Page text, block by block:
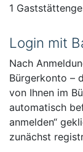
1
Login mit
Nach
Bürgerkonto –
von Ihnen im
automatisch
anmelden“
zunächst